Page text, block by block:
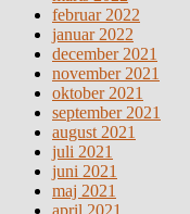
februar 2022
januar 2022
december 2021
november 2021
oktober 2021
september 2021
august 2021
juli 2021
juni 2021
maj 2021